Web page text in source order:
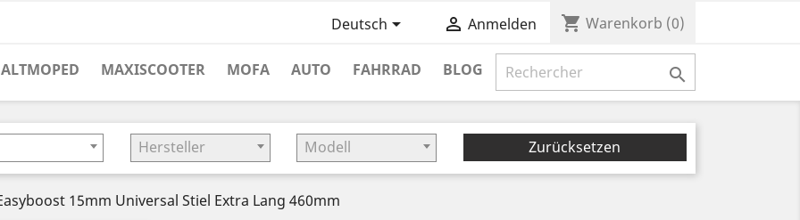
Deutsch  Anmelden shopping_cart Warenkorb (0)

MAXISCOOTER MOFA AUTO FAHRRAD BLOG
Hersteller Modell Zurücksetzen
15mm Universal Stiel Extra Lang 460mm